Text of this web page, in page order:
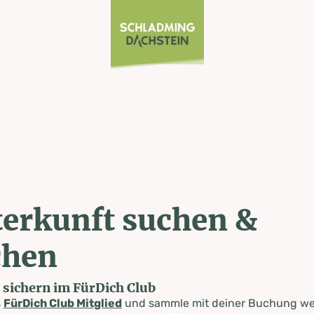
suchen &
im FürDich Club
FürDich Club Mitgliedund sammle mit deiner Buchung